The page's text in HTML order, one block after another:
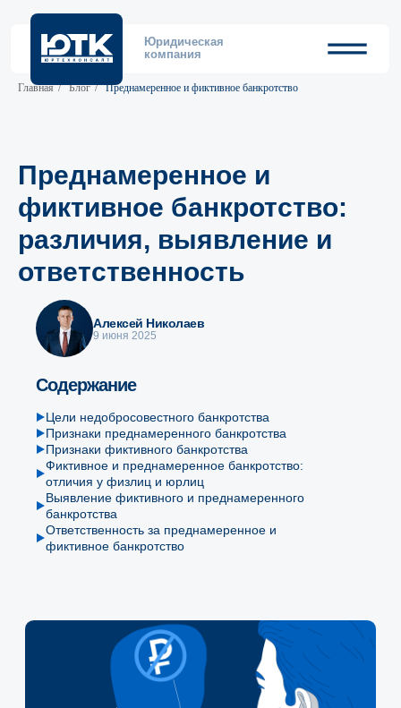
Юридическая
компания
Главная / Блог / Преднамеренное и фиктивное банкротство
Преднамеренное и
фиктивное банкротство:
различия, выявление и
ответственность
Цели недобросовестного банкротства
Признаки преднамеренного банкротства
Признаки фиктивного банкротства
Фиктивное и преднамеренное банкротство:
отличия у физлиц и юрлиц
Выявление фиктивного и преднамеренного
банкротства
Ответственность за преднамеренное и
фиктивное банкротство
Содержание
Алексей Николаев
9 июня 2025